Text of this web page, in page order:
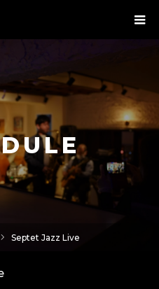
Septet Jazz Live